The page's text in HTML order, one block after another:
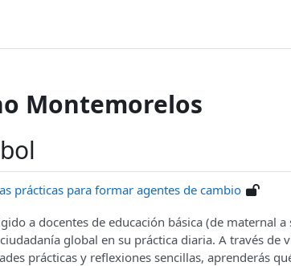
Montemorelos
prácticas para formar agentes de cambio
a docentes de educación básica (de maternal
global en su práctica diaria. A través de
prácticas y reflexiones sencillas, aprenderás